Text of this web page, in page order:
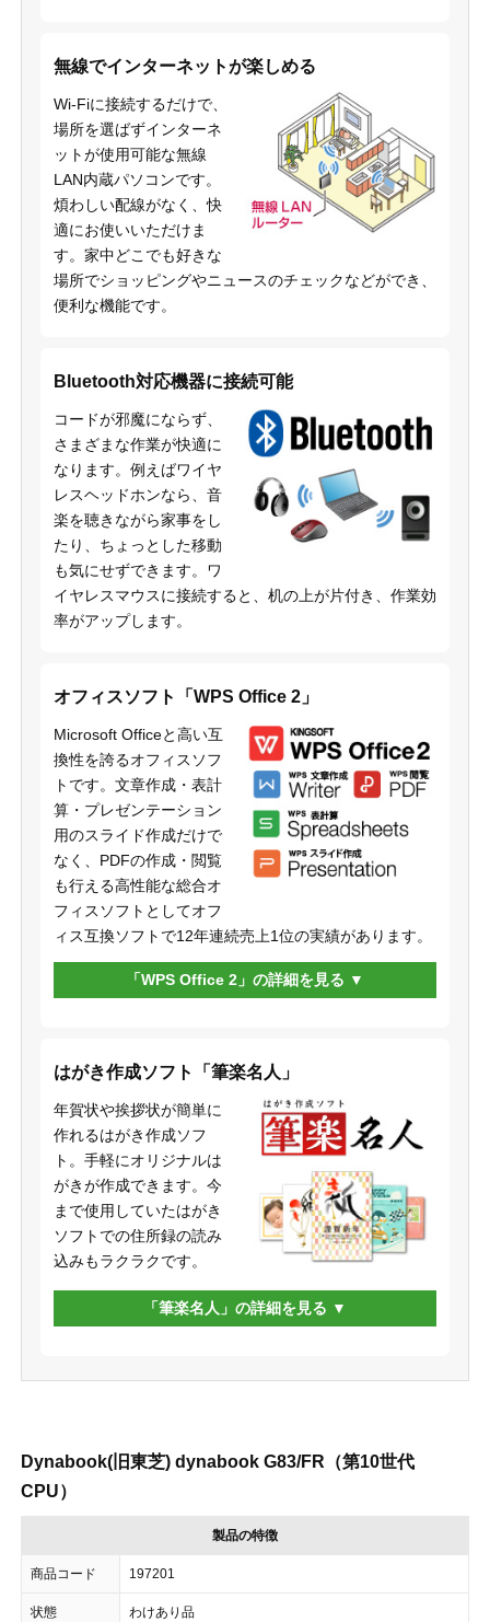
無線でインターネットが楽しめる
Wi-Fiに接続するだけで、
場所を選ばずインターネ
ットが使用可能な無線
LAN内蔵パソコンです。
煩わしい配線がなく、快
適にお使いいただけま
す。家中どこでも好きな
場所でショッピングやニュースのチェックなどができ、
便利な機能です。
Bluetooth対応機器に接続可能
コードが邪魔にならず、
さまざまな作業が快適に
なります。例えばワイヤ
レスヘッドホンなら、音
楽を聴きながら家事をし
たり、ちょっとした移動
も気にせずできます。ワ
イヤレスマウスに接続すると、机の上が片付き、作業効
率がアップします。
オフィスソフト「WPS Office 2」
Microsoft Officeと高い互
換性を誇るオフィスソフ
トです。文章作成・表計
算・プレゼンテーション
用のスライド作成だけで
なく、PDFの作成・閲覧
も行える高性能な総合オ
フィスソフトとしてオフ
ィス互換ソフトで12年連続売上1位の実績があります。
「WPS Office 2」の詳細を見る
はがき作成ソフト「筆楽名人」
年賀状や挨拶状が簡単に
作れるはがき作成ソフ
ト。手軽にオリジナルは
がきが作成できます。今
まで使用していたはがき
ソフトでの住所録の読み
込みもラクラクです。
「筆楽名人」の詳細を見る
Dynabook(旧東芝) dynabook G83/FR（第10世代
CPU）
製品の特徴
商品コード 197201
状態 わけあり品